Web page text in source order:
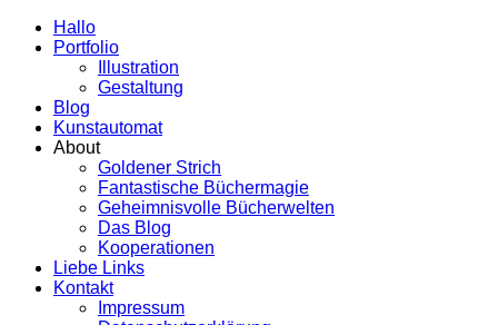
Hallo
Portfolio
Illustration
Gestaltung
Blog
Kunstautomat
About
Goldener Strich
Fantastische Büchermagie
Geheimnisvolle Bücherwelten
Das Blog
Kooperationen
Liebe Links
Kontakt
Impressum